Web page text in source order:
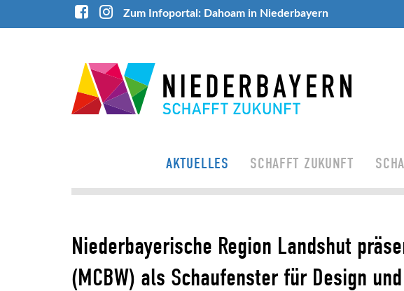
Zum Infoportal: Dahoam in Niederbayern
AKTUELLES SCHAFFT ZUKUNFT
Niederbayerische Region Landshut
(MCBW) als Schaufenster für Design